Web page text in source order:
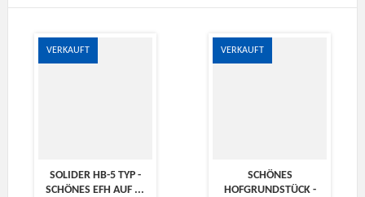
VERKAUFT
SOLIDER HB-5 TYP -
SCHÖNES EFH AUF ...
VERKAUFT
SCHÖNES
HOFGRUNDSTÜCK -